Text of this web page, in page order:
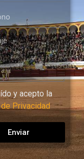
y acepto la
Privacidad
Enviar